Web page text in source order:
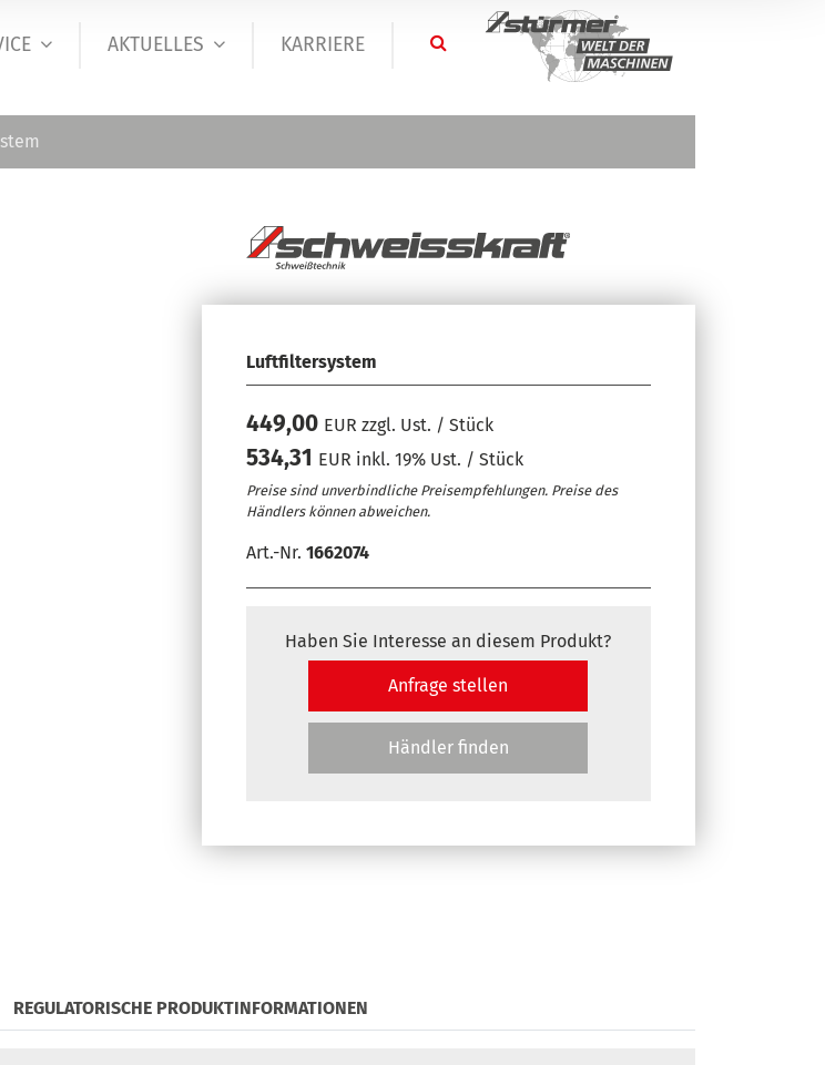
AKTUELLES KARRIERE
Luftfiltersystem
449,00 EUR zzgl. Ust. / Stück
534,31 EUR inkl. 19% Ust. / Stück
Preise sind unverbindliche Preisempfehlungen. Preise des
Händlers können abweichen.
Art.-Nr. 1662074
Haben Sie Interesse an diesem Produkt?
Anfrage stellen
Händler finden
REGULATORISCHE PRODUKTINFORMATIONEN